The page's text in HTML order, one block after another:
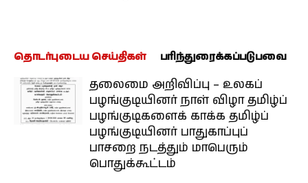
தொடர்புடைய செய்திகள் பரிந்துரைக்கப்படுபவை
தலைமை அறிவிப்பு – உலகப்
பழங்குடியினர் நாள் விழா தமிழ்ப்
பழங்குடிகளைக் காக்க தமிழ்ப்
பழங்குடியினர் பாதுகாப்புப்
பாசறை நடத்தும் மாபெரும்
பொதுக்கூட்டம்